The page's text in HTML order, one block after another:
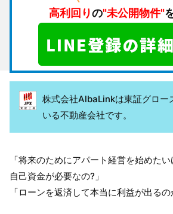
高利回りの"未公開物件"
株式会社AlbaLinkは東証グロー
いる不動産会社です。
「将来のためにアパート経営を始めた
自己資金が必要なの?」
「ローンを返済して本当に利益が出るの